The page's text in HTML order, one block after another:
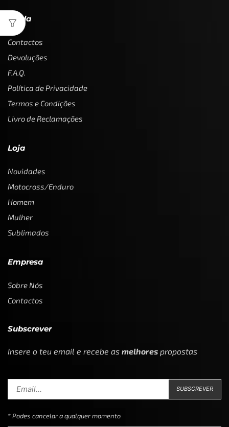
Ajuda
Contactos
Devoluções
F.A.Q.
Política de Privacidade
Termos e Condições
Livro de Reclamações
Loja
Novidades
Motocross/Enduro
Homem
Mulher
Sublimados
Empresa
Sobre Nós
Contactos
Subscrever
Insere o teu email e recebe as melhores propostas
* Podes cancelar a qualquer momento